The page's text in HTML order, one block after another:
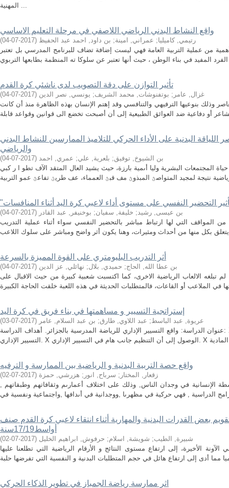
المهنية ...
واقع النشاط البدني الرياضي اللاصفي في مرحلة التعليم الاساسي
رتيمي, كاميليا; عمراني, امينة; بن داود, احمد عبد الحفيظ (
2017-07-04
)
الأهمية من عملية التربية العامة فهي ليست إضافة تضاف للبرنامج المدرسي بل تعتبر
تأثیر التوازن على دقة التصویب لدى ناشئي كرة القدم
غزال, عامر ; بوتفنوشات, محمد الشريف; يونسي, نصر الدين (
2017-07-04
)
وذلك بنوعيها الترفيهي والتنافسي وقد إهتم الإنسان ﺑﻬذه الظاهرة منذ أن كانت
البدنية على الأداء الحركي للتلاميذ الممارسين للنشاط البدني
والرياضي
بن الشيوخ, توفيق; بلعرية, علي; عمري, احمد (
2017-07-04
)
المجتمعات البشرية وليا أىمية بارزة، حيث يشيد العال المتقد الآف تطو ا ر كبي
بن عيسى, رشيد; خليفة, سفيان; بوخنيفر, عبد القادر (
2017-07-04
)
المواقف التي لها ارتباط مباشر بالتحضير النفسي سواء أثناء عملية التدريب
أثر التدريب البليومتري على القوة المميزة بالسرعة
بن عطا الله, الحاج; حميدي, بلال; نهائلي, عز الدين (
2017-07-04
)
الالعاب الرياضية الاخرى، كما اكتسبت شعبية كبيرة من حيث الاقبال على
إستراتجية التسيير و مساهمتها في بناء فريق في كرة اليد
عريوة, عبد الباسط; عبد اللاوي, طارق; بن عبد السلام, عامر (
2017-07-03
)
عنوان الدراسة: واقع التسيير الإداري للرياضة المدرسية بالجزائر. أهداف الدراسة: X معرفة واقع الرياضة المدرسية من خلال
واقع حصة التربية البدنية و الرياضية بين الممارسة و الترفيه
زقعار, المختار ; سرباح, انور ; هزرشي, حمزة (
2017-07-02
)
الإنسانية في وجدان الناس, وذلك على اختلاف أعمارىم وثقافاتهم وطبقاتهم ,
بعض القدرات البدنية والمهارية أثناء انتقاء لاعبي كرة القدم صنف
أواسط17/19سنة
شبيرة, الطيب; شويشة, اسلام; حرفوش, ابراهيم الخليل (
2017-07-02
)
الأخيرة، إلى ارتفاع مستوى النتائج و الأرقام الرياضية التي تطلعنا عليها
اثر ممارسة رياضة الجمباز في تطوير الذكاء الحركي